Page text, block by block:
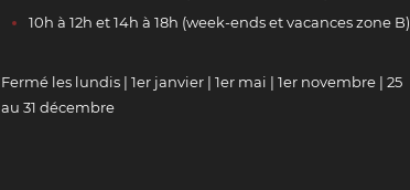
10h à 12h et 14h à 18h (week-ends et vacances zone B)
Fermé les lundis | 1er janvier | 1er mai | 1er novembre | 25
au 31 décembre